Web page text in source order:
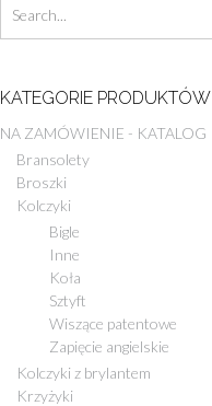
KATEGORIE PRODUKTÓW
NA ZAMÓWIENIE - KATALOG
Bransolety
Broszki
Kolczyki
Bigle
Inne
Koła
Sztyft
Wiszące patentowe
Zapięcie angielskie
Kolczyki z brylantem
Krzyżyki